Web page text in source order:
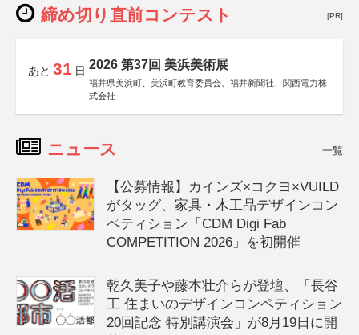
締め切り直前コンテスト [PR]
あと 31 日 2026 第37回 美浜美術展
福井県美浜町、美浜町教育委員会、福井新聞社、関西電力株
式会社
ニュース 一覧
【公募情報】カインズ×コクヨ×VUILD
がタッグ、家具・木工品デザインコン
ペティション「CDM Digi Fab
COMPETITION 2026」を初開催
乾久美子や藤本壮介らが登壇、「長谷
工 住まいのデザインコンペティション
20回記念 特別講演会」が8月19日に開